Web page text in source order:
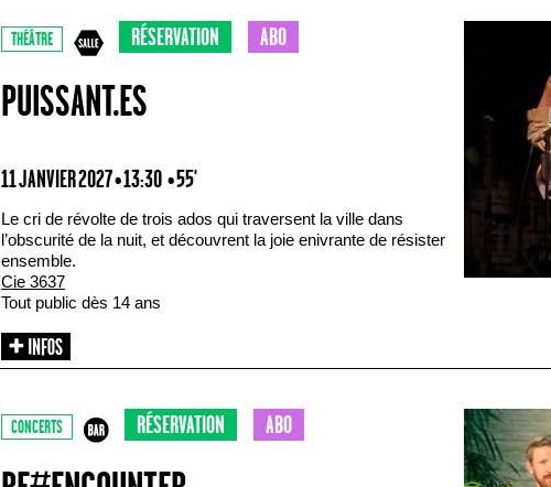
THÉÂTRE RÉSERVATION ABO
PUISSANT.ES
11 JANVIER 2027 • 13:30 • 55'
Le cri de révolte de trois ados qui traversent la ville dans
l’obscurité de la nuit, et découvrent la joie enivrante de résister
ensemble.
Cie 3637
Tout public dès 14 ans
CONCERTS RÉSERVATION ABO